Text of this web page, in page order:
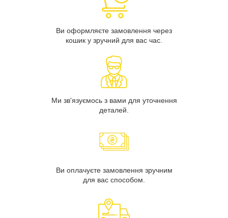
Ви оформляєте замовлення через
кошик у зручний для вас час.
Ми зв'язуємось з вами для уточнення
деталей.
Ви оплачуєте замовлення зручним
для вас способом.